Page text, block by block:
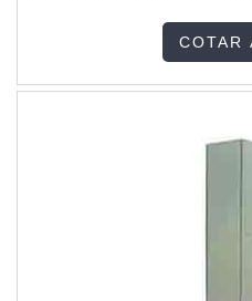
COTAR